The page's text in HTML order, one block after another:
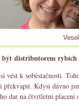
být distributorem
vést k soběstačnosti.
překvapit. Kdysi dávno
dar na čtvrtletní placení